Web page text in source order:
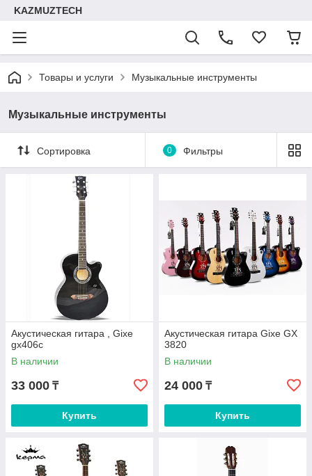
KAZMUZTECH
Товары и услуги Музыкальные инструменты
Музыкальные инструменты
Сортировка 0 Фильтры
Акустическая гитара , Gixe
gx406c
В наличии
33 000 ₸
Купить
Акустическая гитара Gixe GX
3820
В наличии
24 000 ₸
Купить